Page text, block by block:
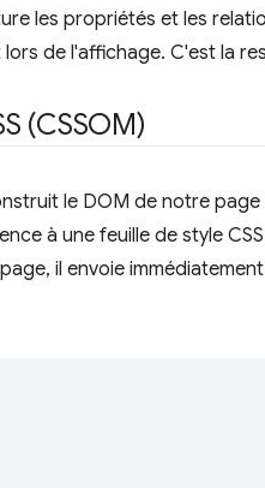
les propriétés et les
de l'affichage. C'est la
(CSSOM)
le DOM de notre
à une feuille de style
il envoie